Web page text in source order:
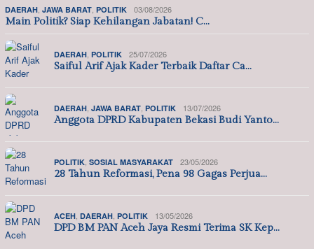
DAERAH JAWA BARAT POLITIK 03/08/2026
Main Politik? Siap Kehilangan Jabatan! C…
DAERAH POLITIK 25/07/2026
Saiful Arif Ajak Kader Terbaik Daftar Ca…
DAERAH JAWA BARAT POLITIK 13/07/2026
Anggota DPRD Kabupaten Bekasi Budi Yanto…
POLITIK SOSIAL MASYARAKAT 23/05/2026
28 Tahun Reformasi, Pena 98 Gagas Perjua…
ACEH DAERAH POLITIK 13/05/2026
DPD BM PAN Aceh Jaya Resmi Terima SK Kep…